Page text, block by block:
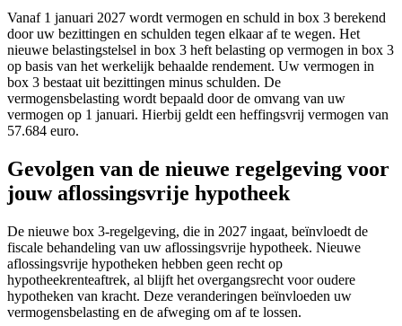
Vanaf 1 januari 2027 wordt vermogen en schuld in box 3 berekend
door uw bezittingen en schulden tegen elkaar af te wegen. Het
nieuwe belastingstelsel in box 3 heft belasting op vermogen in box 3
op basis van het werkelijk behaalde rendement. Uw vermogen in
box 3 bestaat uit bezittingen minus schulden. De
vermogensbelasting wordt bepaald door de omvang van uw
vermogen op 1 januari. Hierbij geldt een heffingsvrij vermogen van
57.684 euro.
Gevolgen van de nieuwe regelgeving voor
jouw aflossingsvrije hypotheek
De nieuwe box 3-regelgeving, die in 2027 ingaat, beïnvloedt de
fiscale behandeling van uw aflossingsvrije hypotheek. Nieuwe
aflossingsvrije hypotheken hebben geen recht op
hypotheekrenteaftrek, al blijft het overgangsrecht voor oudere
hypotheken van kracht. Deze veranderingen beïnvloeden uw
vermogensbelasting en de afweging om af te lossen.